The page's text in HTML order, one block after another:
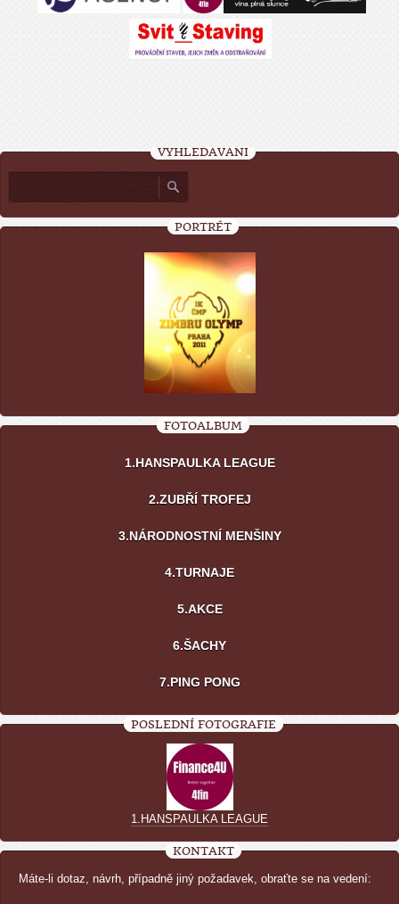
VYHLEDÁVÁNÍ
PORTRÉT
FOTOALBUM
1.HANSPAULKA LEAGUE
2.ZUBŘÍ TROFEJ
3.NÁRODNOSTNÍ MENŠINY
4.TURNAJE
5.AKCE
6.ŠACHY
7.PING PONG
POSLEDNÍ FOTOGRAFIE
1.HANSPAULKA LEAGUE
KONTAKT
Máte-li dotaz, návrh, případně jiný požadavek, obraťte se na vedení: